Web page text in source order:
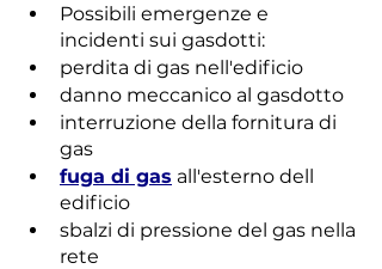
Possibili emergenze e
incidenti sui gasdotti:
perdita di gas nell'edificio
danno meccanico al gasdotto
interruzione della fornitura di
gas
fuga di gas all'esterno dell
edificio
sbalzi di pressione del gas nella
rete